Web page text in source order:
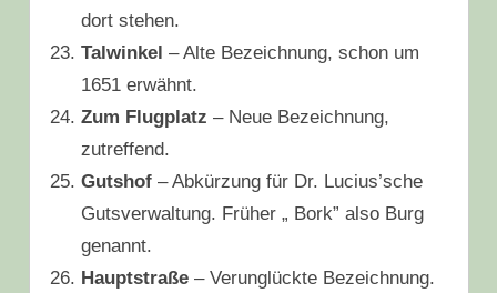
dort stehen.
Talwinkel– Alte Bezeichnung, schon um
1651 erwähnt.
Zum Flugplatz – Neue Bezeichnung,
zutreffend.
Gutshof – Abkürzung für Dr. Lucius’sche
Gutsverwaltung. Früher „ Bork” also Burg
genannt.
Hauptstraße– Verunglückte Bezeichnung.